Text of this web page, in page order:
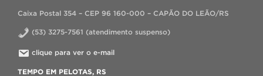
Caixa Postal 354 – CEP 96 160-000 – CAPÃO DO LEÃO/RS
(53) 3275-7561 (atendimento suspenso)
clique para ver o e-mail
TEMPO EM PELOTAS, RS